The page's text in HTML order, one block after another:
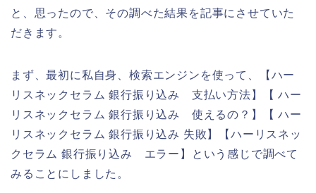
と、思ったので、その調べた結果を記事にさせていた
だきます。
まず、最初に私自身、検索エンジンを使って、【ハー
リスネックセラム 銀行振り込み 支払い方法】【 ハー
リスネックセラム 銀行振り込み 使えるの？】【 ハー
リスネックセラム 銀行振り込み 失敗】【ハーリスネッ
クセラム 銀行振り込み エラー】という感じで調べて
みることにしました。